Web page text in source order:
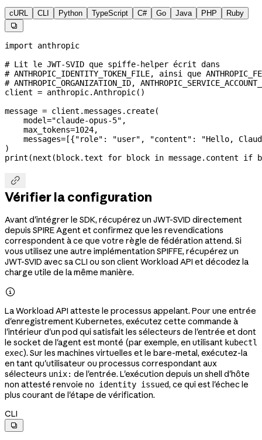
cURL CLI Python TypeScript C# Go Java PHP Ruby

import anthropic
# Lit le JWT-SVID que spiffe-helper écrit dans
# ANTHROPIC_IDENTITY_TOKEN_FILE, ainsi que
# ANTHROPIC_ORGANIZATION_ID,
client = anthropic.Anthropic()
message = client.messages.create(
    model
="claude-opus-5" ,
    max_tokens
=1024,
    messages
= [{"role" : "user" , "content" :
"Hello,
)
print (next (block.text for block in message.content if

Vérifier la configuration
Avant d'intégrer le SDK, récupérez un JWT-SVID directement
depuis SPIRE Agent et confirmez que les revendications
correspondent à ce que votre règle de fédération attend. Si
vous utilisez une autre implémentation SPIFFE, récupérez un
JWT-SVID avec sa CLI ou son client Workload API et décodez la
charge utile de la même manière.

La Workload API atteste le processus appelant. Pour une entrée
d'enregistrement Kubernetes, exécutez cette commande à
l'intérieur d'un pod qui satisfait les sélecteurs de l'entrée et dont
le socket de l'agent est monté (par exemple, en utilisant kubectl
exec). Sur les machines virtuelles et le bare-metal, exécutez-la
en tant qu'utilisateur ou processus correspondant aux
sélecteurs unix: de l'entrée. L'exécution depuis un shell d'hôte
non attesté renvoie no identity issued, ce qui est l'échec le
plus courant de l'étape de vérification.
CLI
